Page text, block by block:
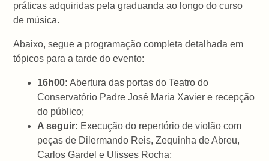
práticas adquiridas pela graduanda ao longo do curso
de música.
Abaixo, segue a programação completa detalhada em
tópicos para a tarde do evento:
16h00: Abertura das portas do Teatro do
Conservatório Padre José Maria Xavier e recepção
do público;
A seguir: Execução do repertório de violão com
peças de Dilermando Reis, Zequinha de Abreu,
Carlos Gardel e Ulisses Rocha;